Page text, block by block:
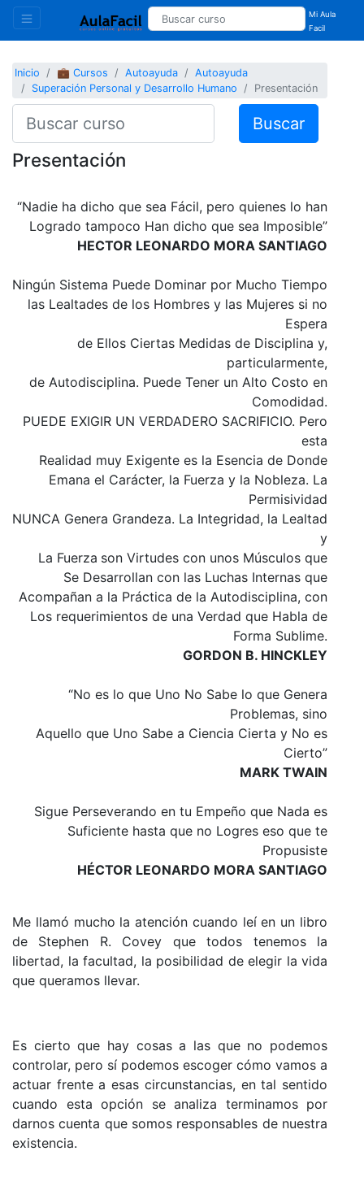
Mi Aula
Facil
Inicio 💼 Cursos Autoayuda
Autoayuda
Superación Personal y Desarrollo Humano
Presentación
Buscar
Presentación
“Nadie ha dicho que sea Fácil, pero quienes lo han
Logrado tampoco Han dicho que sea Imposible”
HECTOR LEONARDO MORA SANTIAGO
Ningún Sistema Puede Dominar por Mucho Tiempo
las Lealtades de los Hombres y las Mujeres si no
Espera
de Ellos Ciertas Medidas de Disciplina y,
particularmente,
de Autodisciplina. Puede Tener un Alto Costo en
Comodidad.
PUEDE EXIGIR UN VERDADERO SACRIFICIO. Pero
esta
Realidad muy Exigente es la Esencia de Donde
Emana el Carácter, la Fuerza y la Nobleza. La
Permisividad
NUNCA Genera Grandeza. La Integridad, la Lealtad
y
La Fuerza son Virtudes con unos Músculos que
Se Desarrollan con las Luchas Internas que
Acompañan a la Práctica de la Autodisciplina, con
Los requerimientos de una Verdad que Habla de
Forma Sublime.
GORDON B. HINCKLEY
“No es lo que Uno No Sabe lo que Genera
Problemas, sino
Aquello que Uno Sabe a Ciencia Cierta y No es
Cierto”
MARK TWAIN
Sigue Perseverando en tu Empeño que Nada es
Suficiente hasta que no Logres eso que te
Propusiste
HÉCTOR LEONARDO MORA SANTIAGO
Me llamó mucho la atención cuando leí en un libro
de Stephen R. Covey que todos tenemos la
libertad, la facultad, la posibilidad de elegir la vida
que queramos llevar.
Es cierto que hay cosas a las que no podemos
controlar, pero sí podemos escoger cómo vamos a
actuar frente a esas circunstancias, en tal sentido
cuando esta opción se analiza terminamos por
darnos cuenta que somos responsables de nuestra
existencia.